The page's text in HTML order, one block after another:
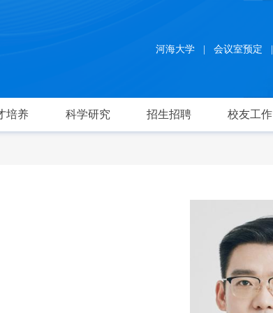
河海大学 | 会议室预定 |
培养 科学研究 招生招聘 校友工作